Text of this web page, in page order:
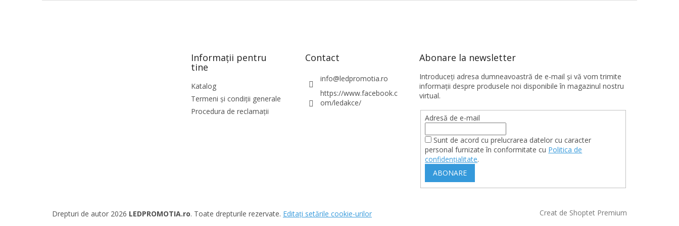
Informații pentru
tine
Katalog
Termeni și condiții generale
Procedura de reclamații
Contact
info@ledpromotia.ro
https://www.facebook.c
om/ledakce/
Abonare la newsletter
Introduceţi adresa dumneavoastră de e-mail şi vă vom trimite
informaţii despre produsele noi disponibile în magazinul nostru
virtual.
Adresă de e-mail
Sunt de acord cu prelucrarea datelor cu caracter
personal furnizate în conformitate cu Politica de
confidențialitate.
ABONARE
Creat de Shoptet Premium
Drepturi de autor 2026 LEDPROMOTIA.ro. Toate drepturile rezervate. Editați setările cookie-urilor